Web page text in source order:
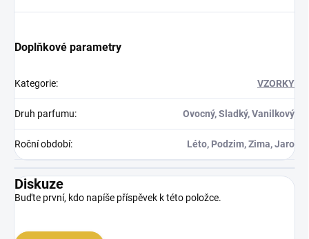
Doplňkové parametry
Kategorie: VZORKY
Druh parfumu: Ovocný, Sladký, Vanilkový
Roční období: Léto, Podzim, Zima, Jaro
Diskuze
Buďte první, kdo napíše příspěvek k této položce.